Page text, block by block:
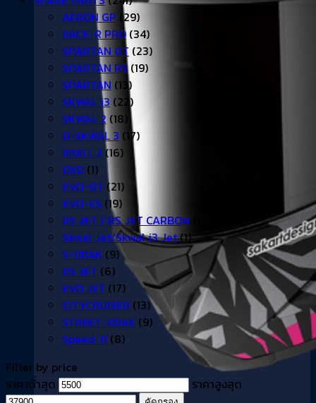
AERON GP (29)
RACE-R PRO (34)
SPARTAN GT (23)
SPARTAN RS (19)
SPARTAN (13)
SKWAL i3 (22)
SKWAL 2 (18)
D-SKWAL 3 (17)
RIDILL 2 (16)
OXO (1)
EVO-GT (21)
EVO-ES (19)
RS JET / RS JET CARBON
Skwal Jet/Skwal i3 Jet(1)
S-DRAK (9)
RS JET (6)
EVO JET (17)
CITYCRUISER (13)
STREET-DRAK (9)
Speed-R (8)
Filter by price
ราคาต่ำสุด
ราคาสูงสุด